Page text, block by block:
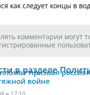
как следует концы в
комментарии могут
в разделе
призвал
войне